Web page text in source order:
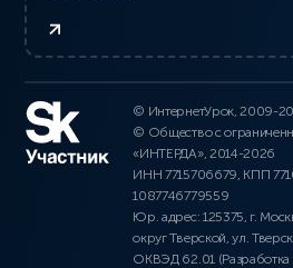
© ИнтернетУрок, 2009-
© Общество с
«ИНТЕРДА», 2014-2026
ИНН 7715706679, КПП
1087746779559
Юр. адрес: 125375, г.
округ Тверской, ул.
ОКВЭД 62.01 (Разработка